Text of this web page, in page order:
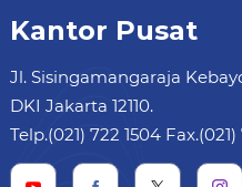
Kantor Pusat
Jl. Sisingamangaraja
DKI Jakarta 12110.
Telp.(021) 722 1504 Fax.(021)